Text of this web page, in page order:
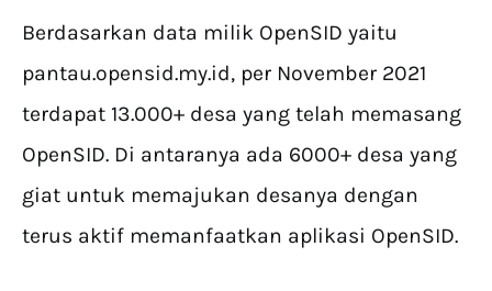
Berdasarkan data milik OpenSID yaitu
pantau.opensid.my.id, per November 2021
terdapat 13.000+ desa yang telah memasang
OpenSID. Di antaranya ada 6000+ desa yang
giat untuk memajukan desanya dengan
terus aktif memanfaatkan aplikasi OpenSID.